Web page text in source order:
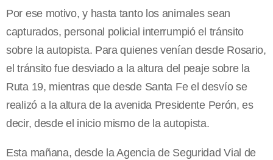
Por ese motivo, y hasta tanto los animales sean
capturados, personal policial interrumpió el tránsito
sobre la autopista. Para quienes venían desde Rosario,
el tránsito fue desviado a la altura del peaje sobre la
Ruta 19, mientras que desde Santa Fe el desvío se
realizó a la altura de la avenida Presidente Perón, es
decir, desde el inicio mismo de la autopista.
Esta mañana, desde la Agencia de Seguridad Vial de